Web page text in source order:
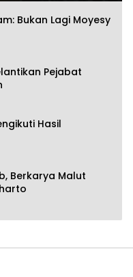
Bukan Lagi Moyesy
Pejabat
Hasil
Berkarya Malut